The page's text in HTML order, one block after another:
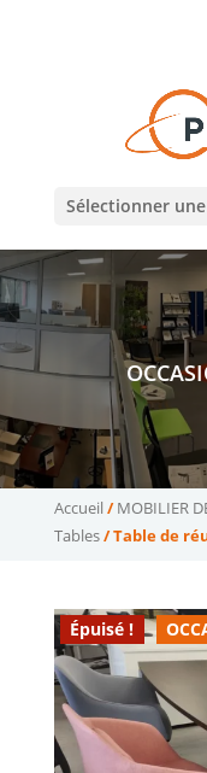
Sélectionner
Accueil /MOBILIER
Tables/ Table de
Épuisé !